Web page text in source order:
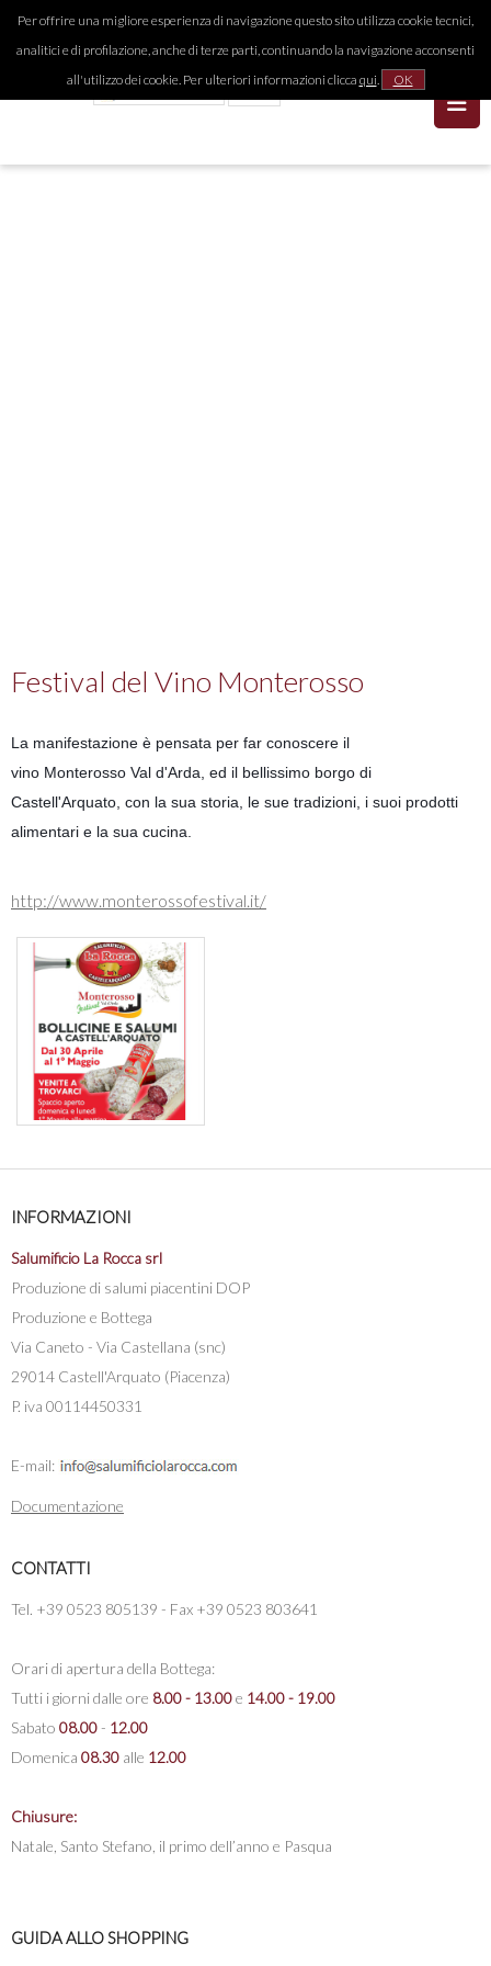
Per offrire una migliore esperienza di navigazione questo sito utilizza cookie tecnici,
analitici e di profilazione, anche di terze parti, continuando la navigazione acconsenti
all'utilizzo dei cookie. Per ulteriori informazioni clicca qui. OK
Festival del Vino Monterosso
La manifestazione è pensata per far conoscere il
vino Monterosso Val d'Arda, ed il bellissimo borgo di
Castell'Arquato, con la sua storia, le sue tradizioni, i suoi prodotti
alimentari e la sua cucina.
http://www.monterossofestival.it/
INFORMAZIONI
Salumificio La Rocca srl
Produzione di salumi piacentini DOP
Produzione e Bottega
Via Caneto - Via Castellana (snc)
29014 Castell'Arquato (Piacenza)
P. iva 00114450331
E-mail:
Documentazione
CONTATTI
Tel. +39 0523 805139 - Fax +39 0523 803641
Orari di apertura della Bottega:
Tutti i giorni dalle ore 8.00 - 13.00e 14.00 - 19.00
Sabato 08.00- 12.00
Domenica 08.30 alle 12.00
Chiusure:
Natale, Santo Stefano, il primo dell’anno e Pasqua
GUIDA ALLO SHOPPING